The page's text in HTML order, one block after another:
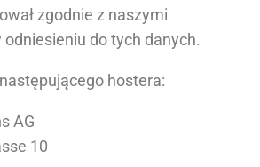
zgodnie z naszymi
do tych danych.
hostera:
AG
10